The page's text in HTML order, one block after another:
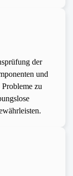
der
und
zu